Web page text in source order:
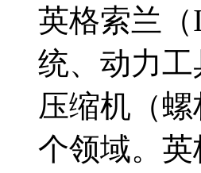
英格索兰（
统、动力
压缩机（
个领域。